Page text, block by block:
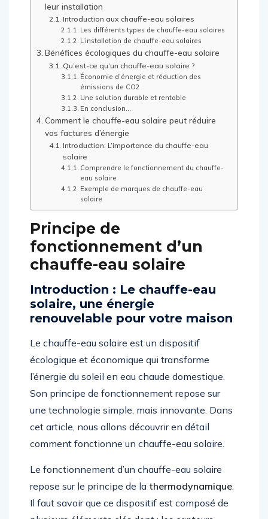
leur installation
Introduction aux chauffe-eau solaires
Les différents types de chauffe-eau solaires
L’installation de chauffe-eau solaires
Bénéfices écologiques du chauffe-eau solaire
Qu’est-ce qu’un chauffe-eau solaire ?
Économie d’énergie et réduction des
émissions de CO2
Une solution durable et rentable
En conclusion…
Comment le chauffe-eau solaire peut réduire
vos factures d’énergie
Introduction: L’importance du chauffe-eau
solaire
Comprendre le fonctionnement du chauffe-
eau solaire
Exemple de marques de chauffe-eau
solaire
Principe de
fonctionnement d’un
chauffe-eau solaire
Introduction : Le chauffe-eau
solaire, une énergie
renouvelable pour votre maison
Le chauffe-eau solaire est un dispositif
écologique et économique qui transforme
l’énergie du soleil en eau chaude domestique.
Son principe de fonctionnement repose sur
une technologie simple, mais innovante. Dans
cet article, nous allons découvrir en détail
comment fonctionne un chauffe-eau solaire.
Le fonctionnement d’un chauffe-eau solaire
repose sur le principe de la thermodynamique.
Il faut savoir que ce dispositif est composé de